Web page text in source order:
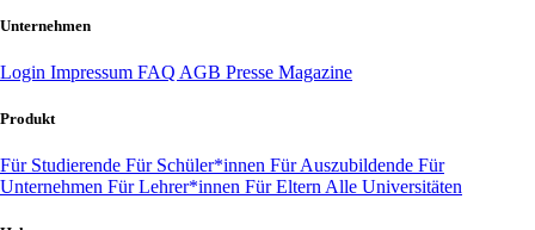
Unternehmen
Login Impressum FAQ AGB Presse Magazine
Produkt
Für Studierende Für Schüler*innen Für Auszubildende Für
Unternehmen Für Lehrer*innen Für Eltern Alle Universitäten